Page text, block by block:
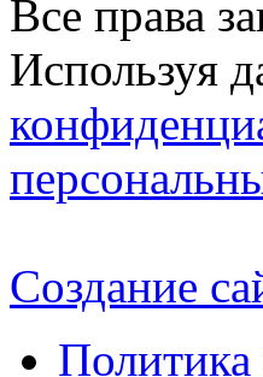
Все права
Используя
Создание